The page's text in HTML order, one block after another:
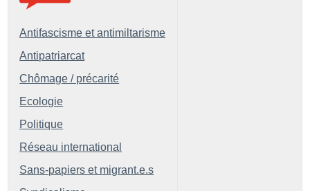
Antifascisme et antimiltarisme
Antipatriarcat
Chômage / précarité
Ecologie
Politique
Réseau international
Sans-papiers et migrant.e.s